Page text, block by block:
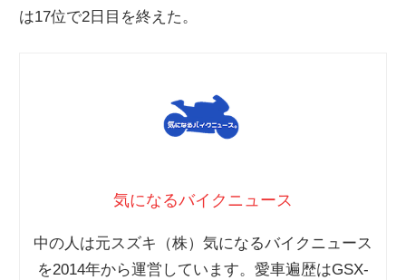
は17位で2日目を終えた。
気になるバイクニュース
中の人は元スズキ（株）気になるバイクニュース
を2014年から運営しています。愛車遍歴はGSX-